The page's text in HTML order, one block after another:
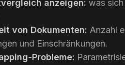
anzeigen: was
von Dokumenten: Anzahl
und Einschränkungen.
Probleme: